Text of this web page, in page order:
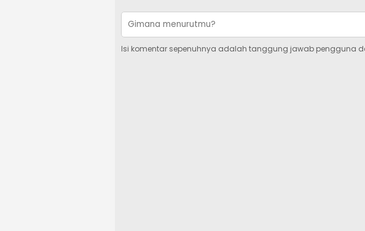
Isi komentar sepenuhnya adalah tanggung jawab pengguna